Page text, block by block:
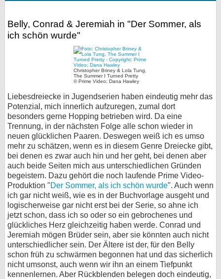
Belly, Conrad & Jeremiah in "Der Sommer, als
ich schön wurde"
Christopher Briney & Lola Tung,
The Summer I Turned Pretty
© Prime Video; Dana Hawley
Liebesdreiecke in Jugendserien haben eindeutig mehr das
Potenzial, mich innerlich aufzuregen, zumal dort
besonders gerne Hopping betrieben wird. Da eine
Trennung, in der nächsten Folge alle schon wieder in
neuen glücklichen Paaren. Deswegen weiß ich es umso
mehr zu schätzen, wenn es in diesem Genre Dreiecke gibt,
bei denen es zwar auch hin und her geht, bei denen aber
auch beide Seiten mich aus unterschiedlichen Gründen
begeistern. Dazu gehört die noch laufende Prime Video-
Produktion "Der Sommer, als ich schön wurde". Auch wenn
ich gar nicht weiß, wie es in der Buchvorlage ausgeht und
logischerweise gar nicht erst bei der Serie, so ahne ich
jetzt schon, dass ich so oder so ein gebrochenes und
glückliches Herz gleichzeitig haben werde. Conrad und
Jeremiah mögen Brüder sein, aber sie könnten auch nicht
unterschiedlicher sein. Der Ältere ist der, für den Belly
schon früh zu schwärmen begonnen hat und das sicherlich
nicht umsonst, auch wenn wir ihn an einem Tiefpunkt
kennenlernen. Aber Rückblenden belegen doch eindeutig,
Datenschutz
Cookie-Einstellungen
Impressum
Desktop-Ansicht
myFanbase